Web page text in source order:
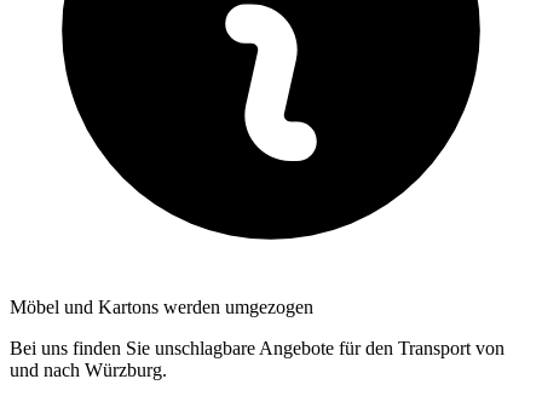
Möbel und Kartons werden umgezogen
Bei uns finden Sie unschlagbare Angebote für den Transport von
und nach Würzburg.